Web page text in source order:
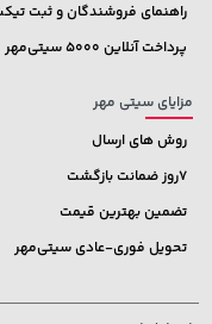
راهنمای فروشندگان و ثبت
پرداخت آنلاین 5000 سیتی‌مهر
مزایای سیتی مهر
روش های ارسال
7روز ضمانت بازگشت
تضمین بهترین قیمت
تحویل فوری-عادی سیتی‌مهر